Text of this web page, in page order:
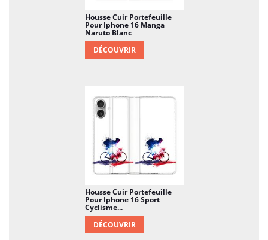
Housse Cuir Portefeuille
Pour Iphone 16 Manga
Naruto Blanc
DÉCOUVRIR
Housse Cuir Portefeuille
Pour Iphone 16 Sport
Cyclisme...
DÉCOUVRIR